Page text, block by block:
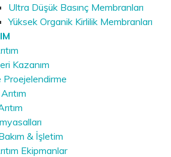
Ultra Düşük Basınç Membranları
Yüksek Organik Kirlilik Membranları
Kazanım
Proejelendirme
& İşletim
Ekipmanlar